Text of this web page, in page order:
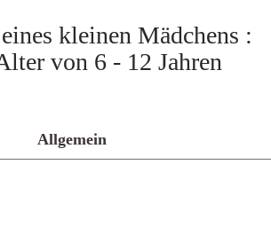
kleinen Mädchens :
von 6 - 12 Jahren
Allgemein